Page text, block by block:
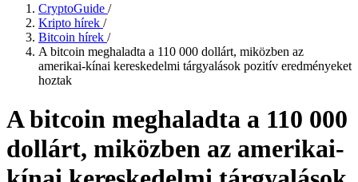
CryptoGuide /
Kripto hírek /
Bitcoin hírek /
A bitcoin meghaladta a 110 000 dollárt, miközben az
amerikai-kínai kereskedelmi tárgyalások pozitív eredményeket
hoztak
A bitcoin meghaladta a 110 000
dollárt, miközben az amerikai-